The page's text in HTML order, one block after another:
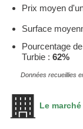
Prix moyen
Surface
Pourcentage
Turbie : 62%
Données recueillies
Le